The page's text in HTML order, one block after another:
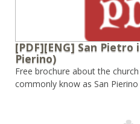
[PDF][ENG] San Pietro
Pierino)
Free brochure about the
commonly know as San Pierino